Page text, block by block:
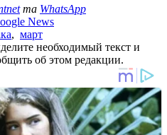
та WhatsApp
News
, март
необходимый текст и
об этом редакции.